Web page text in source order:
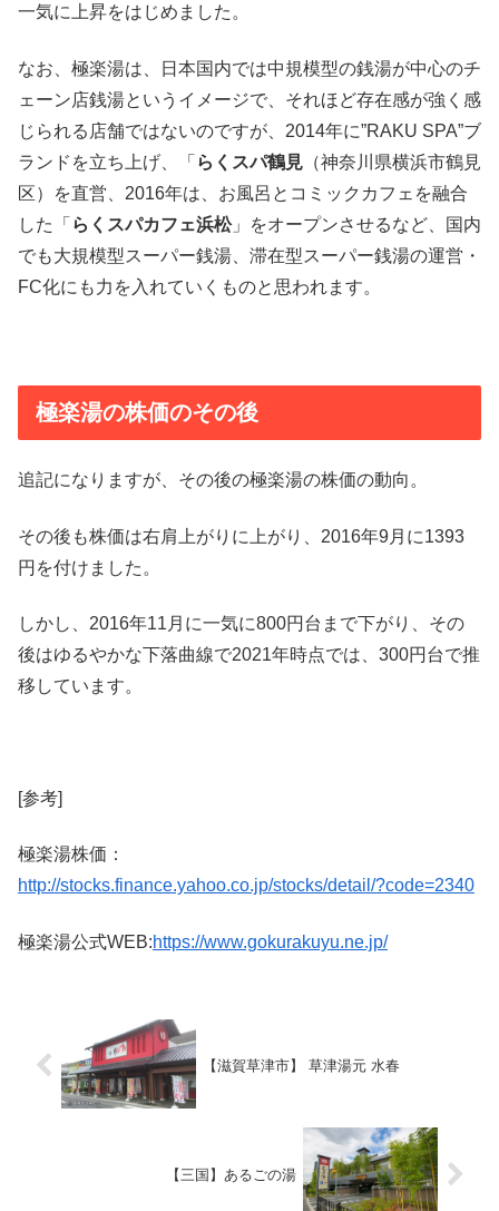
一気に上昇をはじめました。
なお、極楽湯は、日本国内では中規模型の銭湯が中心のチ
ェーン店銭湯というイメージで、それほど存在感が強く感
じられる店舗ではないのですが、2014年に”RAKU SPA”ブ
ランドを立ち上げ、「 らくスパ鶴見 （神奈川県横浜市鶴見
区）を直営、2016年は、お風呂とコミックカフェを融合
した「 らくスパカフェ浜松」をオープンさせるなど、国内
でも大規模型スーパー銭湯、滞在型スーパー銭湯の運営・
FC化にも力を入れていくものと思われます。
極楽湯の株価のその後
追記になりますが、その後の極楽湯の株価の動向。
その後も株価は右肩上がりに上がり、2016年9月に1393
円を付けました。
しかし、2016年11月に一気に800円台まで下がり、その
後はゆるやかな下落曲線で2021年時点では、300円台で推
移しています。
[参考]
極楽湯株価：
http://stocks.finance.yahoo.co.jp/stocks/detail/?code=2340
極楽湯公式WEB:https://www.gokurakuyu.ne.jp/
【滋賀草津市】 草津湯元 水春
【三国】あるごの湯